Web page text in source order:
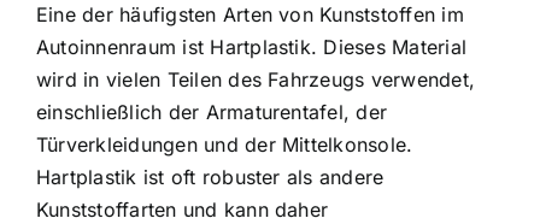
Eine der häufigsten Arten von Kunststoffen im
Autoinnenraum ist Hartplastik. Dieses Material
wird in vielen Teilen des Fahrzeugs verwendet,
einschließlich der Armaturentafel, der
Türverkleidungen und der Mittelkonsole.
Hartplastik ist oft robuster als andere
Kunststoffarten und kann daher